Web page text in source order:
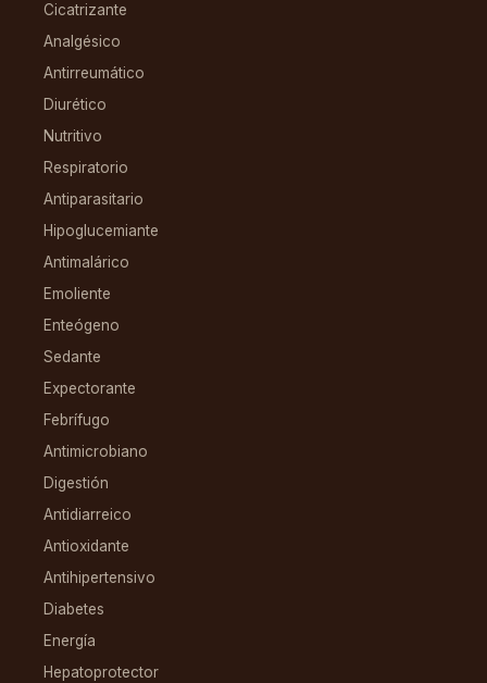
Cicatrizante
Analgésico
Antirreumático
Diurético
Nutritivo
Respiratorio
Antiparasitario
Hipoglucemiante
Antimalárico
Emoliente
Enteógeno
Sedante
Expectorante
Febrífugo
Antimicrobiano
Digestión
Antidiarreico
Antioxidante
Antihipertensivo
Diabetes
Energía
Hepatoprotector